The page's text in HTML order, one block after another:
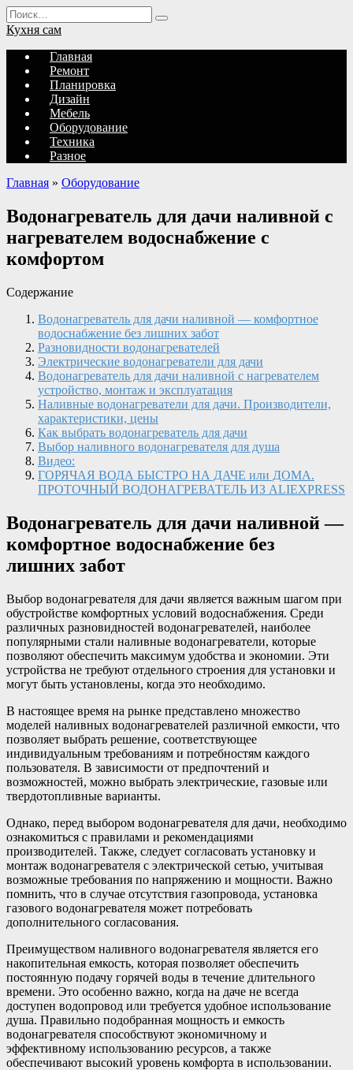
Перейти
к
содержанию
Search
for:
Кухня сам
Главная
Ремонт
Планировка
Дизайн
Мебель
Оборудование
Техника
Разное
Главная » Оборудование
Водонагреватель для дачи наливной с
нагревателем водоснабжение с
комфортом
Содержание
Водонагреватель для дачи наливной — комфортное
водоснабжение без лишних забот
Разновидности водонагревателей
Электрические водонагреватели для дачи
Водонагреватель для дачи наливной с нагревателем
устройство, монтаж и эксплуатация
Наливные водонагреватели для дачи. Производители,
характеристики, цены
Как выбрать водонагреватель для дачи
Выбор наливного водонагревателя для душа
Видео:
ГОРЯЧАЯ ВОДА БЫСТРО НА ДАЧЕ или ДОМА.
ПРОТОЧНЫЙ ВОДОНАГРЕВАТЕЛЬ ИЗ ALIEXPRESS
Водонагреватель для дачи наливной —
комфортное водоснабжение без
лишних забот
Выбор водонагревателя для дачи является важным шагом при
обустройстве комфортных условий водоснабжения. Среди
различных разновидностей водонагревателей, наиболее
популярными стали наливные водонагреватели, которые
позволяют обеспечить максимум удобства и экономии. Эти
устройства не требуют отдельного строения для установки и
могут быть установлены, когда это необходимо.
В настоящее время на рынке представлено множество
моделей наливных водонагревателей различной емкости, что
позволяет выбрать решение, соответствующее
индивидуальным требованиям и потребностям каждого
пользователя. В зависимости от предпочтений и
возможностей, можно выбрать электрические, газовые или
твердотопливные варианты.
Однако, перед выбором водонагревателя для дачи, необходимо
ознакомиться с правилами и рекомендациями
производителей. Также, следует согласовать установку и
монтаж водонагревателя с электрической сетью, учитывая
возможные требования по напряжению и мощности. Важно
помнить, что в случае отсутствия газопровода, установка
газового водонагревателя может потребовать
дополнительного согласования.
Преимуществом наливного водонагревателя является его
накопительная емкость, которая позволяет обеспечить
постоянную подачу горячей воды в течение длительного
времени. Это особенно важно, когда на даче не всегда
доступен водопровод или требуется удобное использование
душа. Правильно подобранная мощность и емкость
водонагревателя способствуют экономичному и
эффективному использованию ресурсов, а также
обеспечивают высокий уровень комфорта в использовании.